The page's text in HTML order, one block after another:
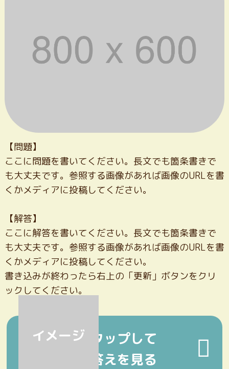
【問題】
ここに問題を書いてください。長文でも箇条書きで
も大丈夫です。参照する画像があれば画像のURLを書
くかメディアに投稿してください。
【解答】
ここに解答を書いてください。長文でも箇条書きで
も大丈夫です。参照する画像があれば画像のURLを書
くかメディアに投稿してください。
書き込みが終わったら右上の「更新」ボタンをクリ
ックしてください。
タップして
答えを見る